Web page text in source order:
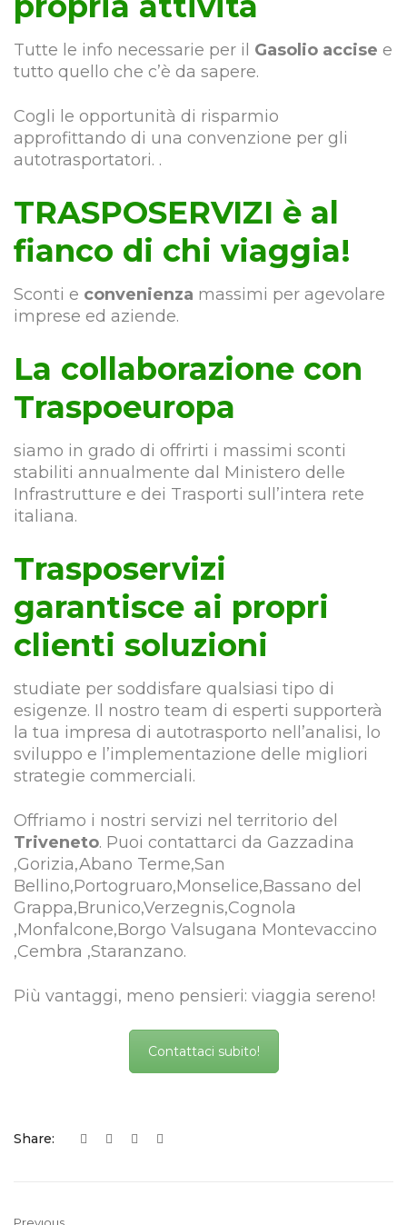
Tutte le info necessarie per il Gasolio accise e
tutto quello che c’è da sapere.
Cogli le opportunità di risparmio
approfittando di una convenzione per gli
autotrasportatori. .
TRASPOSERVIZI è al
fianco di chi viaggia!
Sconti e convenienza massimi per agevolare
imprese ed aziende.
La collaborazione con
Traspoeuropa
siamo in grado di offrirti i massimi sconti
stabiliti annualmente dal Ministero delle
Infrastrutture e dei Trasporti sull’intera rete
italiana.
Trasposervizi
garantisce ai propri
clienti soluzioni
studiate per soddisfare qualsiasi tipo di
esigenze. Il nostro team di esperti supporterà
la tua impresa di autotrasporto nell’analisi, lo
sviluppo e l’implementazione delle migliori
strategie commerciali.
Offriamo i nostri servizi nel territorio del
Triveneto. Puoi contattarci da Gazzadina
,Gorizia,Abano Terme,San
Bellino,Portogruaro,Monselice,Bassano del
Grappa,Brunico,Verzegnis,Cognola
,Monfalcone,Borgo Valsugana Montevaccino
,Cembra ,Staranzano.
Più vantaggi, meno pensieri: viaggia sereno!
Contattaci subito!
Share:
Previous